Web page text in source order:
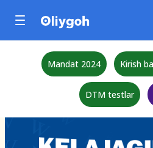
Mandat 2024 Kirish
DTM testlar